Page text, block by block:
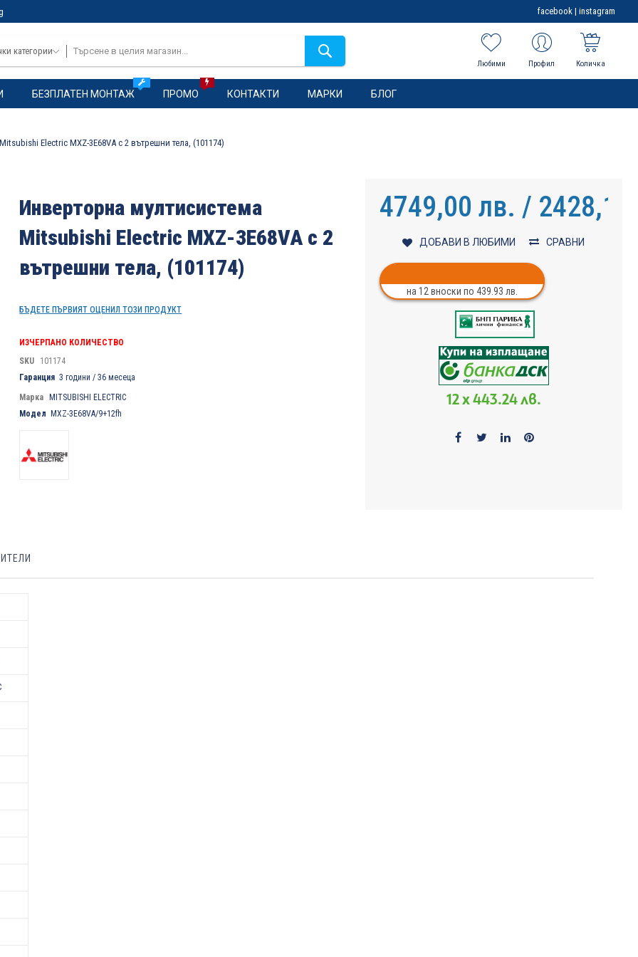
facebook | instagram
категории
Любими Профил Количка
БЕЗПЛАТЕН МОНТАЖ ПРОМО КОНТАКТИ МАРКИ БЛОГ
Electric MXZ-3E68VA с 2 вътрешни тела, (101174)
Инверторна мултисистема
Mitsubishi Electric MXZ-3E68VA с 2
вътрешни тела, (101174)
БЪДЕТЕ ПЪРВИЯТ ОЦЕНИЛ ТОЗИ ПРОДУКТ
ИЗЧЕРПАНО КОЛИЧЕСТВО
SKU
101174
Гаранция 3 години / 36 месеца
Марка MITSUBISHI ELECTRIC
Модел MXZ-3E68VA/9+12fh
4749,00 лв. / 2428,13
ДОБАВИ В ЛЮБИМИ СРАВНИ
на 12 вноски по 439.93 лв.
12 x 443.24 лв.